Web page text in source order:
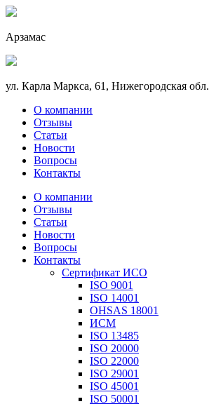
Арзамас
ул. Карла Маркса, 61, Нижегородская обл.
О компании
Отзывы
Статьи
Новости
Вопросы
Контакты
О компании
Отзывы
Статьи
Новости
Вопросы
Контакты
Сертификат ИСО
ISO 9001
ISO 14001
OHSAS 18001
ИСМ
ISO 13485
ISO 20000
ISO 22000
ISO 29001
ISO 45001
ISO 50001